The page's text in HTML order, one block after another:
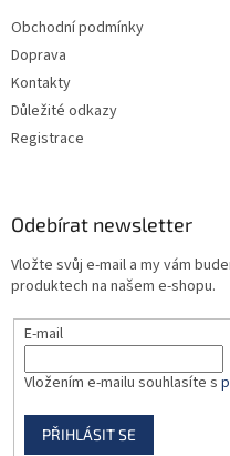
Obchodní podmínky
Doprava
Kontakty
Důležité odkazy
Registrace
Odebírat newsletter
Vložte svůj e-mail a my vám
produktech na našem e-shopu.
E-mail
Vložením e-mailu souhlasíte s
PŘIHLÁSIT SE